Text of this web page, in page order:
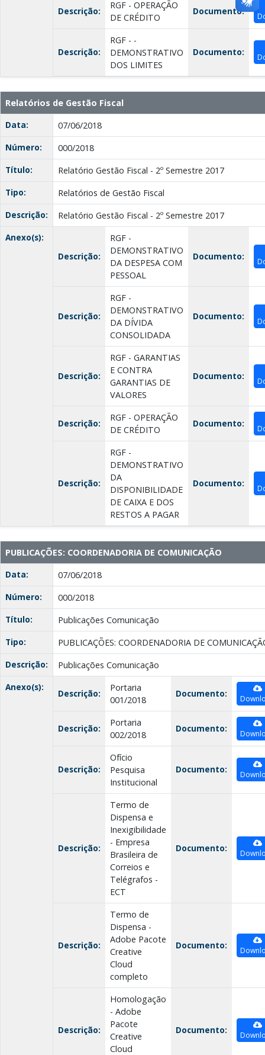
Descrição:
RGF - OPERAÇÃO
DE CRÉDITO
Documento:
Descrição:
RGF - -
DEMONSTRATIVO
DOS LIMITES
Documento:
Relatórios de Gestão Fiscal
Data:
07/06/2018
Número:
000/2018
Título:
Relatório Gestão Fiscal - 2º Semestre 2017
Tipo:
Relatórios de Gestão Fiscal
Descrição:
Relatório Gestão Fiscal - 2º Semestre 2017
Anexo(s):
Descrição:
RGF -
DEMONSTRATIVO
DA DESPESA COM
PESSOAL
Documento:
Descrição:
RGF -
DEMONSTRATIVO
DA DÍVIDA
CONSOLIDADA
Documento:
Descrição:
RGF - GARANTIAS
E CONTRA
GARANTIAS DE
VALORES
Documento:
Descrição:
RGF - OPERAÇÃO
DE CRÉDITO
Documento:
Descrição:
RGF -
DEMONSTRATIVO
DA
DISPONIBILIDADE
DE CAIXA E DOS
RESTOS A PAGAR
Documento:
PUBLICAÇÕES: COORDENADORIA DE COMUNICAÇÃO
Data:
07/06/2018
Número:
000/2018
Título:
Publicações Comunicação
Tipo:
PUBLICAÇÕES: COORDENADORIA DE
Descrição:
Publicações Comunicação
Anexo(s):
Descrição:
Portaria
001/2018
Documento:
Descrição:
Portaria
002/2018
Documento:
Descrição:
Ofício
Pesquisa
Institucional
Documento:
Descrição:
Termo de
Dispensa e
Inexigibilidade
- Empresa
Brasileira de
Correios e
Telégrafos -
ECT
Documento:
Descrição:
Termo de
Dispensa -
Adobe Pacote
Creative
Cloud
completo
Documento:
Descrição:
Homologação
- Adobe
Pacote
Creative
Cloud
Documento: